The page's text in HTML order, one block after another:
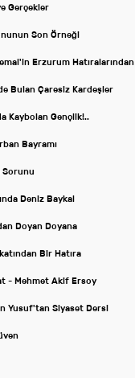
Gerçekler
Son Örneği
Erzurum Hatıralarından
Bulan Çaresiz Kardeşler
Kaybolan Gençlik!..
Bayramı
Sorunu
Deniz Baykal
Doyan Doyana
Bir Hatıra
- Mehmet Akif Ersoy
Yusuf'tan Siyaset Dersi